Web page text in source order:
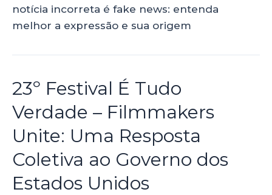
notícia incorreta é fake news: entenda
melhor a expressão e sua origem
23º Festival É Tudo
Verdade – Filmmakers
Unite: Uma Resposta
Coletiva ao Governo dos
Estados Unidos